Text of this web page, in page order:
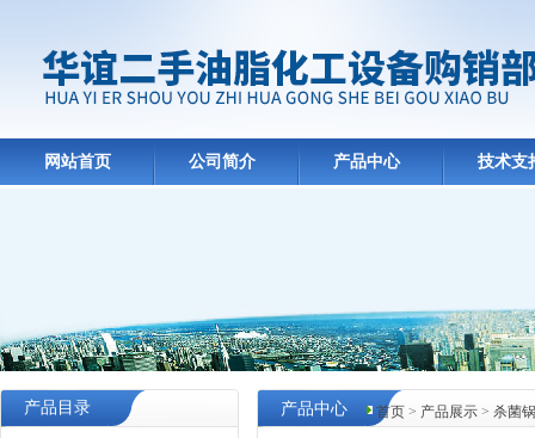
网站首页 公司简介 产品中心 技术支
产品目录 首页 > 产品展示 > 杀菌
产品中心